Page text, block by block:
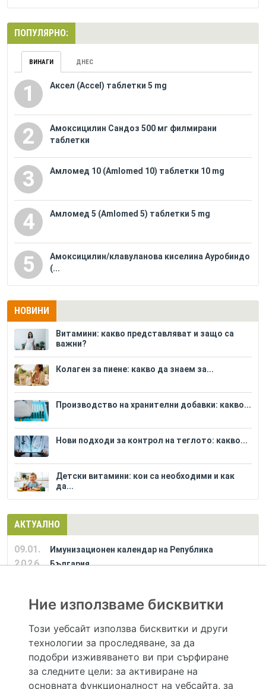
ПОПУЛЯРНО:
ВИНАГИ ДНЕС
1 Аксел (Accel) таблетки 5 mg
2
Амоксицилин Сандоз 500 мг филмирани
таблетки
3 Амломед 10 (Amlomed 10) таблетки 10 mg
4 Амломед 5 (Amlomed 5) таблетки 5 mg
5
Амоксицилин/клавуланова киселина Ауробиндо
(...
НОВИНИ
Витамини: какво представляват и защо са
важни?
Колаген за пиене: какво да знаем за...
Производство на хранителни добавки: какво...
Нови подходи за контрол на теглото: какво...
Детски витамини: кои са необходими и как
да...
АКТУАЛНО
09.01.
2026
Имунизационен календар на Република
България
Hapche.bg НЕ е медицински, зравен или сроден специалист и НЕ дава медицински
консултации и здравни съвети. Hapche.bg НЕ се явява медицинска услуга и НЕ
осигурява диагноза и лечение. Hapche.bg НЕ препоръчва медицински и други здравни и
сродни специалисти и заведения. Hapche.bg НЕ търгува с лекарствени продукти и
хранителни добавки. Информацията, публикувана в Hapche.bg, е предназначена да служи
само и единствено за справочни цели. Същата се предоставя без всякаква гаранция за
Ние използваме бисквитки
Този уебсайт използва бисквитки и други
технологии за проследяване, за да
подобри изживяването ви при сърфиране
за следните цели: за активиране на
основната функционалност на уебсайта, за